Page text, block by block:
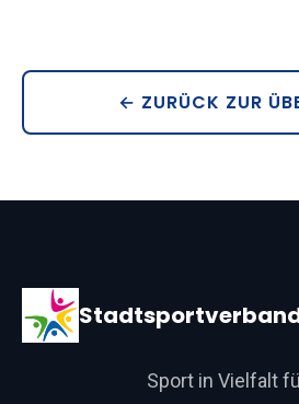
← ZURÜCK ZUR
Sport in Vielfalt